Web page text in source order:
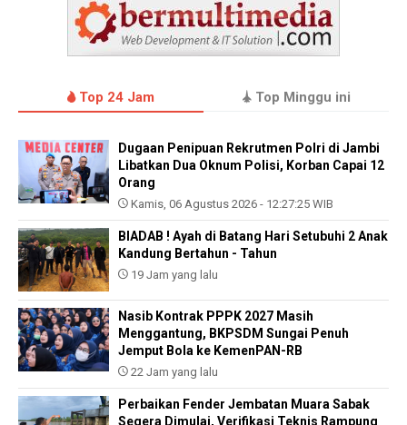
Top 24 Jam Top Minggu ini
Dugaan Penipuan Rekrutmen Polri di Jambi
Libatkan Dua Oknum Polisi, Korban Capai 12
Orang
Kamis, 06 Agustus 2026 - 12:27:25 WIB
BIADAB ! Ayah di Batang Hari Setubuhi 2 Anak
Kandung Bertahun - Tahun
19 Jam yang lalu
Nasib Kontrak PPPK 2027 Masih
Menggantung, BKPSDM Sungai Penuh
Jemput Bola ke KemenPAN-RB
22 Jam yang lalu
Perbaikan Fender Jembatan Muara Sabak
Segera Dimulai, Verifikasi Teknis Rampung